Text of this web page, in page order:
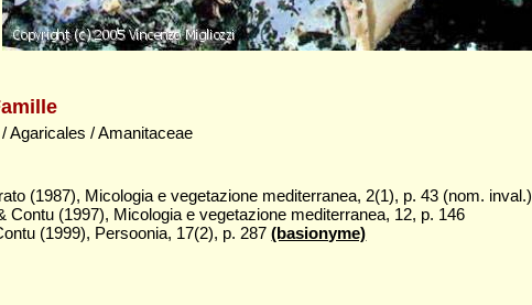
Agaricales / Amanitaceae
(1987), Micologia e vegetazione mediterranea, 2(1), p. 43 (nom. inval.)
Contu (1997), Micologia e vegetazione mediterranea, 12, p. 146
(1999), Persoonia, 17(2), p. 287(basionyme)